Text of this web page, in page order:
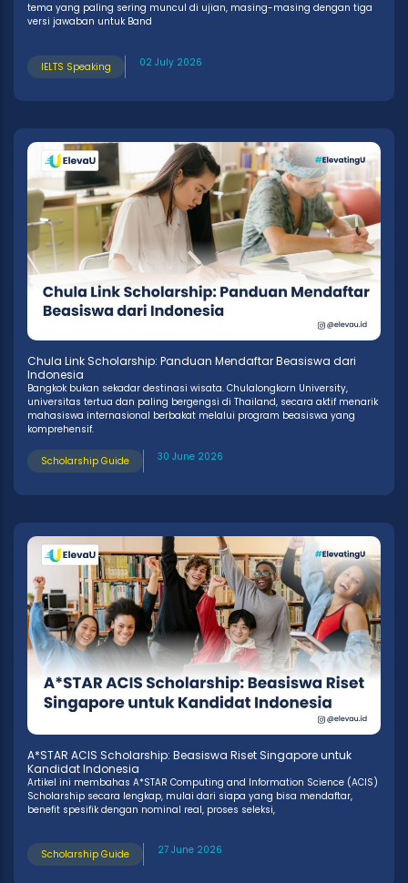
tema yang paling sering muncul di ujian, masing-masing dengan tiga
versi jawaban untuk Band
IELTS Speaking 02 July 2026
Chula Link Scholarship: Panduan Mendaftar Beasiswa dari
Indonesia
Bangkok bukan sekadar destinasi wisata. Chulalongkorn University,
universitas tertua dan paling bergengsi di Thailand, secara aktif menarik
mahasiswa internasional berbakat melalui program beasiswa yang
komprehensif.
Scholarship Guide 30 June 2026
A*STAR ACIS Scholarship: Beasiswa Riset Singapore untuk
Kandidat Indonesia
Artikel ini membahas A*STAR Computing and Information Science (ACIS)
Scholarship secara lengkap, mulai dari siapa yang bisa mendaftar,
benefit spesifik dengan nominal real, proses seleksi,
Scholarship Guide 27 June 2026